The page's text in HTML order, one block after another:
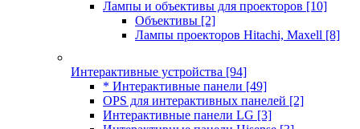
Лампы и объективы для проекторов [10]
Объективы [2]
Лампы проекторов Hitachi, Maxell [8]
Интерактивные устройства [94]
* Интерактивные панели [49]
OPS для интерактивных панелей [2]
Интерактивные панели LG [3]